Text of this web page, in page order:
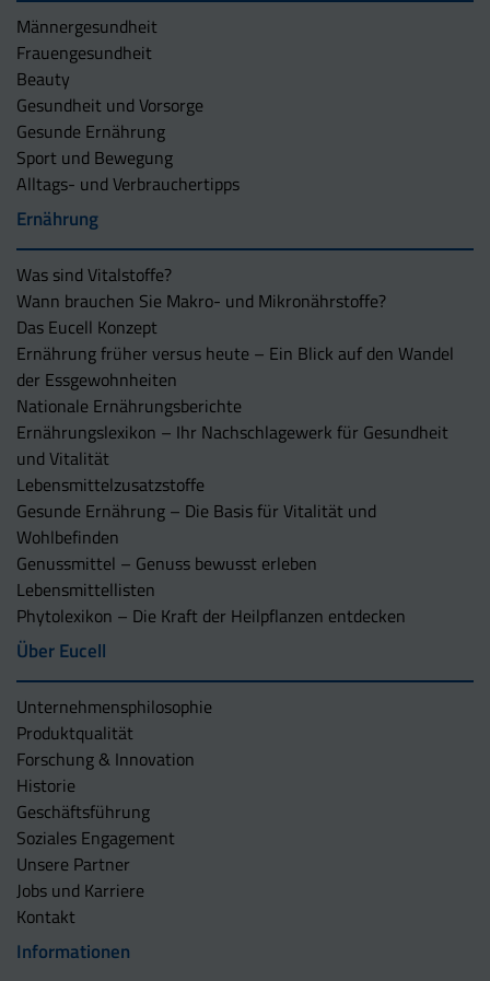
Männergesundheit
Frauengesundheit
Beauty
Gesundheit und Vorsorge
Gesunde Ernährung
Sport und Bewegung
Alltags- und Verbrauchertipps
Ernährung
Was sind Vitalstoffe?
Wann brauchen Sie Makro- und Mikronährstoffe?
Das Eucell Konzept
Ernährung früher versus heute – Ein Blick auf den Wandel
der Essgewohnheiten
Nationale Ernährungsberichte
Ernährungslexikon – Ihr Nachschlagewerk für Gesundheit
und Vitalität
Lebensmittelzusatzstoffe
Gesunde Ernährung – Die Basis für Vitalität und
Wohlbefinden
Genussmittel – Genuss bewusst erleben
Lebensmittellisten
Phytolexikon – Die Kraft der Heilpflanzen entdecken
Über Eucell
Unternehmens­philosophie
Produktqualität
Forschung & Innovation
Historie
Geschäftsführung
Soziales Engagement
Unsere Partner
Jobs und Karriere
Kontakt
Informationen